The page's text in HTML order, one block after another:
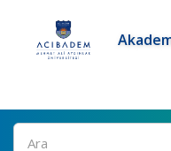
Ara